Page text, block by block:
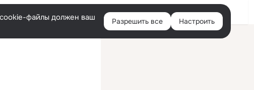
Войти
cookie-файлы должен ваш
Разрешить все Настроить